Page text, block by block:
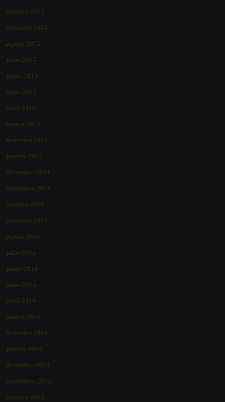
outubro 2015
setembro 2015
agosto 2015
julho 2015
junho 2015
maio 2015
abril 2015
março 2015
fevereiro 2015
janeiro 2015
dezembro 2014
novembro 2014
outubro 2014
setembro 2014
agosto 2014
julho 2014
junho 2014
maio 2014
abril 2014
março 2014
fevereiro 2014
janeiro 2014
dezembro 2013
novembro 2013
outubro 2013